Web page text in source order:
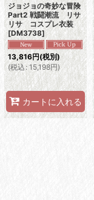
ジョジョの奇妙な冒険
Part2 戦闘潮流 リサ
リサ コスプレ衣装
[DM3738]
13,816円(税別)
(税込: 15,198円)
カートに入れる